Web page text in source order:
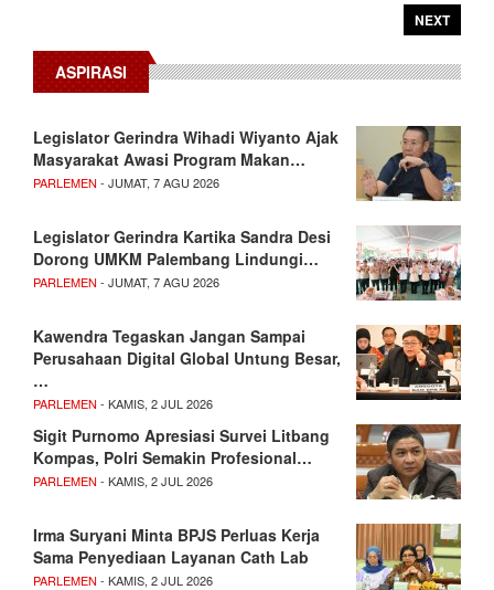
NEXT
ASPIRASI
Legislator Gerindra Wihadi Wiyanto Ajak
Masyarakat Awasi Program Makan…
PARLEMEN - JUMAT, 7 AGU 2026
Legislator Gerindra Kartika Sandra Desi
Dorong UMKM Palembang Lindungi…
PARLEMEN - JUMAT, 7 AGU 2026
Kawendra Tegaskan Jangan Sampai
Perusahaan Digital Global Untung Besar,
…
PARLEMEN - KAMIS, 2 JUL 2026
Sigit Purnomo Apresiasi Survei Litbang
Kompas, Polri Semakin Profesional…
PARLEMEN - KAMIS, 2 JUL 2026
Irma Suryani Minta BPJS Perluas Kerja
Sama Penyediaan Layanan Cath Lab
PARLEMEN - KAMIS, 2 JUL 2026